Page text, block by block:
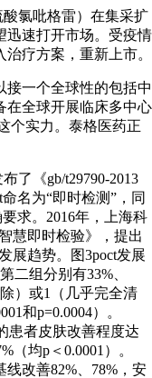
氯吡格雷）在集采扩
迅速打开市场。受疫情
疗方案，重新上市。
接一个全球性的包括中
在全球开展临床多中心
个实力。泰格医药正
了《gb/t29790-2013
名为“即时检测”，同
求。2016年，上海科
慧即时检验》，提出
展趋势。图3poct发展
二组分别有33%、
）或1（几乎完全清
和p=0.0004）。
患者皮肤改善程度达
（均p＜0.0001）。
线改善82%、78%，安